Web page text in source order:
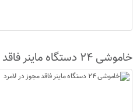
خاموشی ۲۴ دستگاه ماینر فاقد
مجوز در لامرد